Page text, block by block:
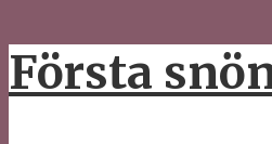
Första